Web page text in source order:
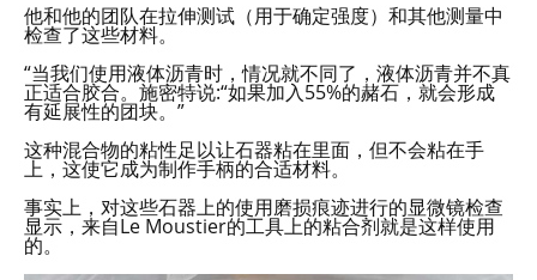
他和他的团队在拉伸测试（用于确定强度）和其他测量中
检查了这些材料。
“当我们使用液体沥青时，情况就不同了，液体沥青并不真
正适合胶合。施密特说:“如果加入55%的赭石，就会形成
有延展性的团块。”
这种混合物的粘性足以让石器粘在里面，但不会粘在手
上，这使它成为制作手柄的合适材料。
事实上，对这些石器上的使用磨损痕迹进行的显微镜检查
显示，来自Le Moustier的工具上的粘合剂就是这样使用
的。